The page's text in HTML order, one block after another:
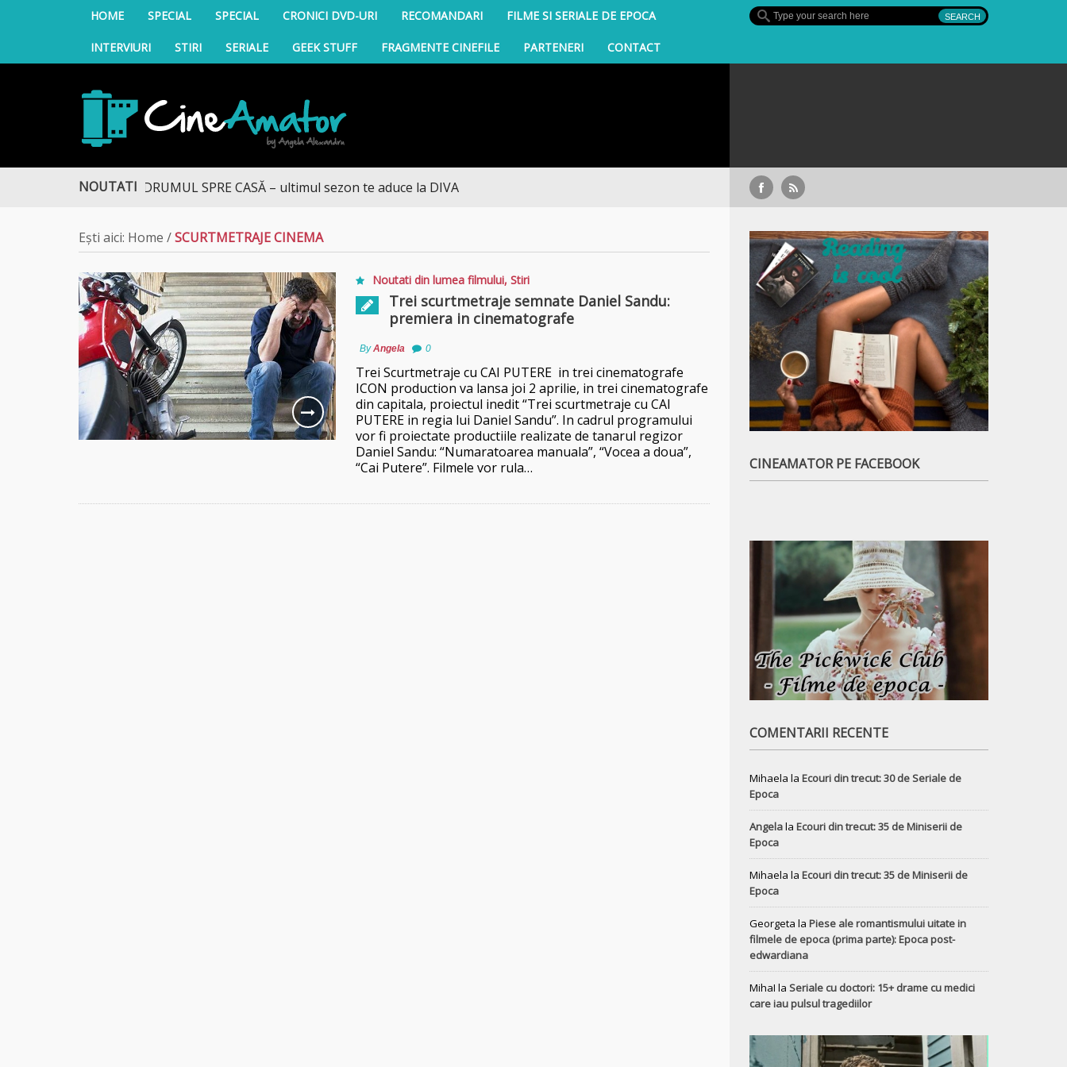
HOME SPECIAL SPECIAL CRONICI DVD-URI RECOMANDARI FILME SI SERIALE DE EPOCA
INTERVIURI STIRI SERIALE GEEK STUFF FRAGMENTE CINEFILE PARTENERI CONTACT
CineAmator
NOUTATIDRUMUL SPRE CASĂ – ultimul sezon te aduce la DIVA
Ești aici: Home /SCURTMETRAJE CINEMA
Noutati din lumea filmului, Stiri
Trei scurtmetraje semnate Daniel Sandu:
premiera in cinematografe
ByAngela 0
Trei Scurtmetraje cu CAI PUTERE in trei cinematografe
ICON production va lansa joi 2 aprilie, in trei cinematografe
din capitala, proiectul inedit “Trei scurtmetraje cu CAI
PUTERE in regia lui Daniel Sandu”. In cadrul programului
vor fi proiectate productiile realizate de tanarul regizor
Daniel Sandu: “Numaratoarea manuala”, “Vocea a doua”,
“Cai Putere”. Filmele vor rula…
CINEAMATOR PE FACEBOOK
COMENTARII RECENTE
Mihaela la Ecouri din trecut: 30 de Seriale de
Epoca
Angelala Ecouri din trecut: 35 de Miniserii de
Epoca
Mihaela la Ecouri din trecut: 35 de Miniserii de
Epoca
Georgeta la Piese ale romantismului uitate in
filmele de epoca (prima parte): Epoca post-
edwardiana
MihaI la Seriale cu doctori: 15+ drame cu medici
care iau pulsul tragediilor